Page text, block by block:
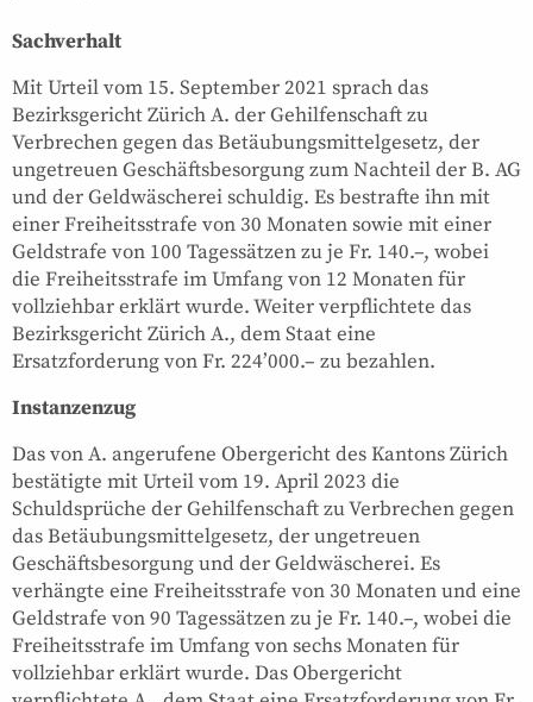
Sachverhalt
Mit Urteil vom 15. September 2021 sprach das
Bezirksgericht Zürich A. der Gehilfenschaft zu
Verbrechen gegen das Betäubungsmittelgesetz, der
ungetreuen Geschäftsbesorgung zum Nachteil der B. AG
und der Geldwäscherei schuldig. Es bestrafte ihn mit
einer Freiheitsstrafe von 30 Monaten sowie mit einer
Geldstrafe von 100 Tagessätzen zu je Fr. 140.–, wobei
die Freiheitsstrafe im Umfang von 12 Monaten für
vollziehbar erklärt wurde. Weiter verpflichtete das
Bezirksgericht Zürich A., dem Staat eine
Ersatzforderung von Fr. 224’000.– zu bezahlen.
Instanzenzug
Das von A. angerufene Obergericht des Kantons Zürich
bestätigte mit Urteil vom 19. April 2023 die
Schuldsprüche der Gehilfenschaft zu Verbrechen gegen
das Betäubungsmittelgesetz, der ungetreuen
Geschäftsbesorgung und der Geldwäscherei. Es
verhängte eine Freiheitsstrafe von 30 Monaten und eine
Geldstrafe von 90 Tagessätzen zu je Fr. 140.–, wobei die
Freiheitsstrafe im Umfang von sechs Monaten für
vollziehbar erklärt wurde. Das Obergericht